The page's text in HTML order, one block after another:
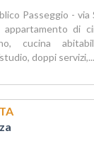
Passeggio - via
appartamento di
cucina
doppi servizi,...